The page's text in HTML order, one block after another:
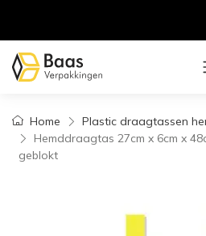
Home
Plastic draagtassen
Hemddraagtas 27cm x 6cm x
geblokt